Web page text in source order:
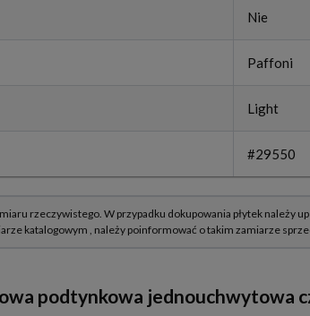
Nie
Paffoni
Light
#29550
podtynkowa jednouchwytowa